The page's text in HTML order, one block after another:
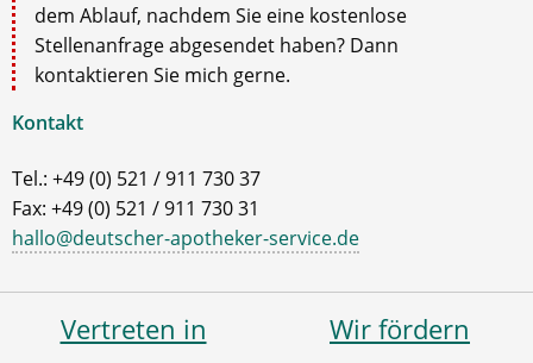
dem Ablauf, nachdem Sie eine kostenlose
Stellenanfrage abgesendet haben? Dann
kontaktieren Sie mich gerne.
Kontakt
Tel.: +49 (0) 521 / 911 730 37
Fax: +49 (0) 521 / 911 730 31
hallo@deutscher-apotheker-service.de
Vertreten in Wir fördern